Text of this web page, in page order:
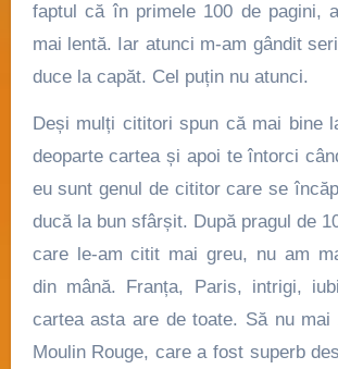
faptul că în primele 100 de pagini,
mai lentă. Iar atunci m-am gândit
duce la capăt. Cel puțin nu atunci.
Deși mulți cititori spun că mai bine
deoparte cartea și apoi te întorci
eu sunt genul de cititor care se
ducă la bun sfârșit. După pragul de
care le-am citit mai greu, nu am
din mână. Franța, Paris, intrigi,
cartea asta are de toate. Să nu mai
Moulin Rouge, care a fost superb